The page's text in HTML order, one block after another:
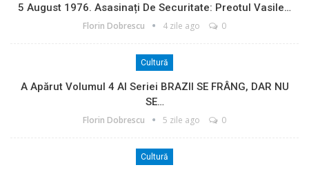
5 August 1976. Asasinați De Securitate: Preotul Vasile…
Florin Dobrescu 4 zile ago 0
Cultură
A Apărut Volumul 4 Al Seriei BRAZII SE FRÂNG, DAR NU
SE…
Florin Dobrescu 5 zile ago 0
Cultură